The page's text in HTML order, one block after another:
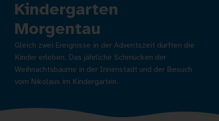
Kindergarten
Morgentau
Gleich zwei Ereignisse in der Adventszeit durften die
Kinder erleben. Das jährliche Schmücken der
Weihnachtsbäume in der Innenstadt und der Besuch
vom Nikolaus im Kindergarten.